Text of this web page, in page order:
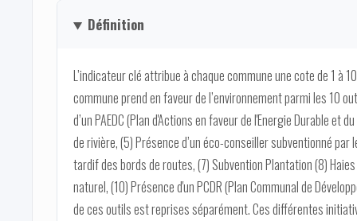
Définition
L’indicateur clé attribue à chaque commune une cote de 1 à
commune prend en faveur de l’environnement parmi les 10
d’un PAEDC (Plan d'Actions en faveur de l'Energie Durable et
de rivière, (5) Présence d’un éco-conseiller subventionné par
tardif des bords de routes, (7) Subvention Plantation (8)
naturel, (10) Présence d'un PCDR (Plan Communal de
de ces outils est reprises séparément. Ces différentes